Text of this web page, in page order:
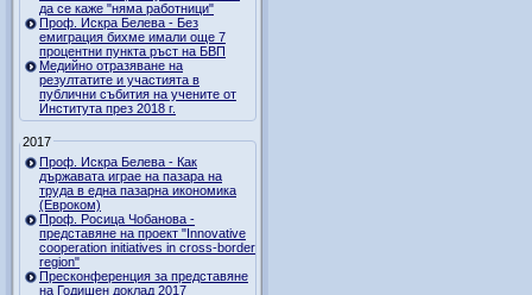
да се каже "няма работници"
Проф. Искра Белева - Без
емиграция бихме имали още 7
процентни пункта ръст на БВП
Медийно отразяване на
резултатите и участията в
публични събития на учените от
Института през 2018 г.
2017
Проф. Искра Белева - Как
държавата играе на пазара на
труда в една пазарна икономика
(Евроком)
Проф. Росица Чобанова -
представяне на проект "Innovative
cooperation initiatives in cross-border
region"
Пресконференция за представяне
на Годишен доклад 2017